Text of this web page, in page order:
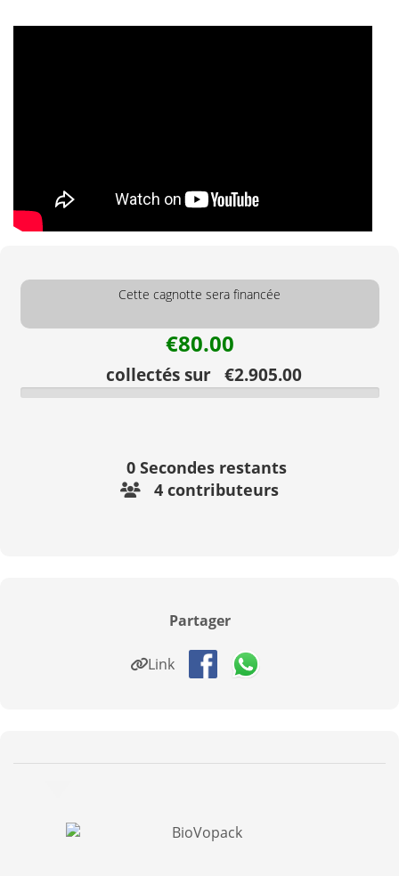
Cette cagnotte sera financée
€80.00
collectés sur €2.905.00
0Secondes restants
4 contributeurs
Partager
Link